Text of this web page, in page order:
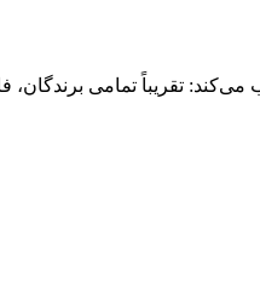
می‌کند: تقریباً تمامی